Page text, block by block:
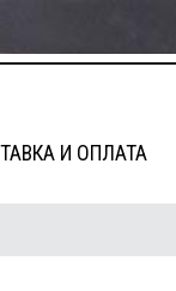
И ОПЛАТА